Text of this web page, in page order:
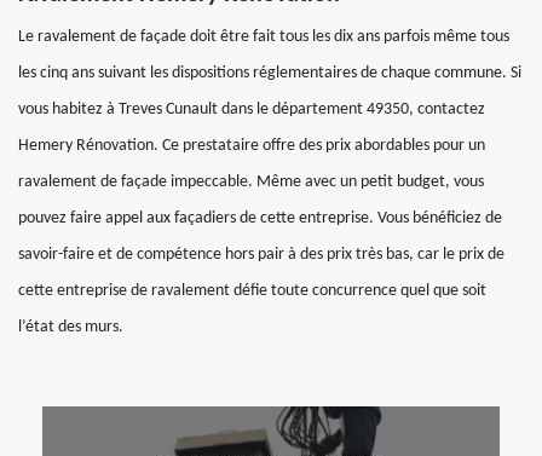
Le ravalement de façade doit être fait tous les dix ans parfois même tous
les cinq ans suivant les dispositions réglementaires de chaque commune. Si
vous habitez à Treves Cunault dans le département 49350, contactez
Hemery Rénovation. Ce prestataire offre des prix abordables pour un
ravalement de façade impeccable. Même avec un petit budget, vous
pouvez faire appel aux façadiers de cette entreprise. Vous bénéficiez de
savoir-faire et de compétence hors pair à des prix très bas, car le prix de
cette entreprise de ravalement défie toute concurrence quel que soit
l’état des murs.